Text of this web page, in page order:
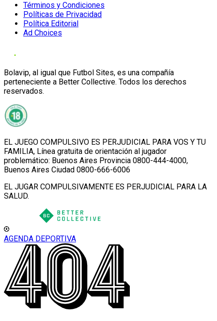
Términos y Condiciones
Políticas de Privacidad
Política Editorial
Ad Choices
Bolavip, al igual que Futbol Sites, es una compañía
perteneciente a Better Collective. Todos los derechos
reservados.
EL JUEGO COMPULSIVO ES PERJUDICIAL PARA VOS Y TU
FAMILIA, Línea gratuita de orientación al jugador
problemático: Buenos Aires Provincia 0800-444-4000,
Buenos Aires Ciudad 0800-666-6006
EL JUGAR COMPULSIVAMENTE ES PERJUDICIAL PARA LA
SALUD.
AGENDA DEPORTIVA